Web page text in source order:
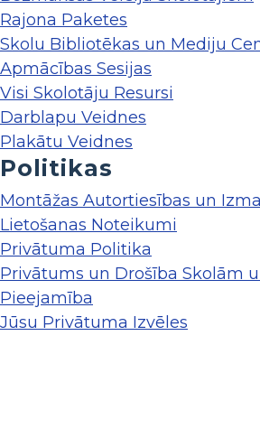
Rajona Paketes
Skolu Bibliotēkas un Mediju
Apmācības Sesijas
Visi Skolotāju Resursi
Darblapu Veidnes
Plakātu Veidnes
Politikas
Montāžas Autortiesības un
Lietošanas Noteikumi
Privātuma Politika
Privātums un Drošība Skolām
Pieejamība
Jūsu Privātuma Izvēles